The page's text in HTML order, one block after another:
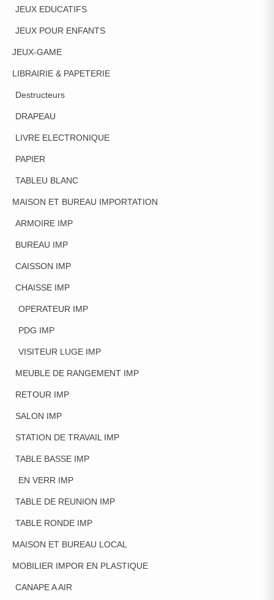
JEUX EDUCATIFS
JEUX POUR ENFANTS
JEUX-GAME
LIBRAIRIE & PAPETERIE
Destructeurs
DRAPEAU
LIVRE ELECTRONIQUE
PAPIER
TABLEU BLANC
MAISON ET BUREAU IMPORTATION
ARMOIRE IMP
BUREAU IMP
CAISSON IMP
CHAISSE IMP
OPERATEUR IMP
PDG IMP
VISITEUR LUGE IMP
MEUBLE DE RANGEMENT IMP
RETOUR IMP
SALON IMP
STATION DE TRAVAIL IMP
TABLE BASSE IMP
EN VERR IMP
TABLE DE REUNION IMP
TABLE RONDE IMP
MAISON ET BUREAU LOCAL
MOBILIER IMPOR EN PLASTIQUE
CANAPE A AIR